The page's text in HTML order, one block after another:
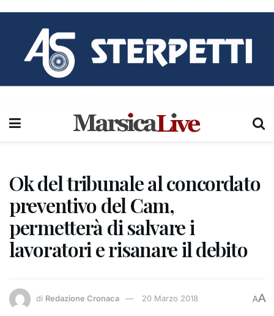
Ok del tribunale al concordato
preventivo del Cam,
permetterà di salvare i
lavoratori e risanare il debito
di Redazione Cronaca 20 Marzo 2018 AA